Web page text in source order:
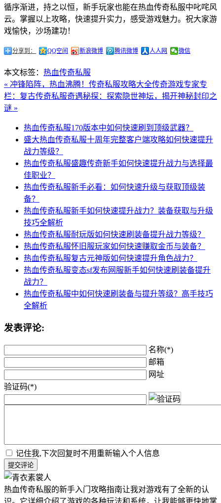
循序渐进，持之以恒，新手玩家也能在热血传奇私服中叱咤风
云。掌握以上攻略，快速提升实力，感受游戏魅力。祝大家游
戏愉快，沙场建功！
分享到： QQ空间 新浪微博 腾讯微博 人人网 微信
本文标签： 热血传奇私服
« 冲锋陷阵，热血沸腾！传奇私服攻略大全传奇游戏专家专
栏：复古传奇私服奇遇秘探：探索隐世神坛，揭开神秘封印之
谜 »
热血传奇私服170版本中如何快速刷到顶级武器？
盛大热血传奇私服十周年完整客户端攻略如何快速提升
战力等级？
热血传奇私服盛趣传奇新手如何快速提升战力与选择最
佳职业？
热血传奇私服新手必看：如何快速升级与获取顶级装
备？
热血传奇私服新手如何快速提升战力？装备获取与升级
技巧全解析
热血传奇私服耐玩版如何快速刷装备提升战力等级？
热血传奇私服怀旧服玩家如何快速赚取金币与装备？
热血传奇私服复古元神版如何快速提升角色战力？
热血传奇私服变态sf发布网服新手如何快速刷装备提升
战力？
热血传奇私服中如何快速刷装备与提升等级？高手技巧
全解析
发表评论:
名称(*)
邮箱
网址
验证码(*)
记住我,下次回复时不用重新输入个人信息
提交评论
热血传奇私服的新手入门攻略指南让我对游戏有了全新的认
识。它详细介绍了游戏的各种玩法和系统，让我能够更快地掌